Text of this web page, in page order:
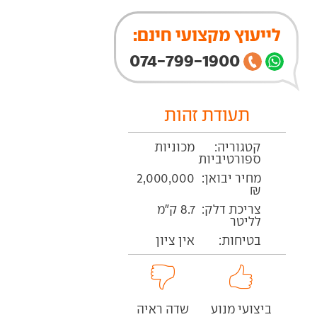
לייעוץ מקצועי חינם:
תעודת זהות
קטגוריה: מכוניות
ספורטיביות
מחיר יבואן: 2,000,000
₪
צריכת דלק:
8.7 ק"מ
לליטר
בטיחות:
אין ציון
ביצועי מנוע שדה ראיה